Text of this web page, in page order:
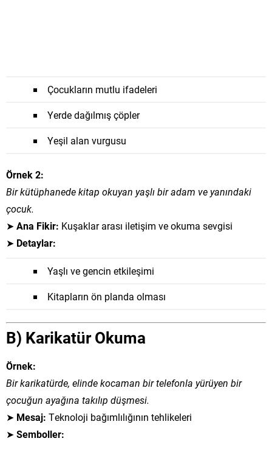
Çocukların mutlu ifadeleri
Yerde dağılmış çöpler
Yeşil alan vurgusu
Örnek 2:
Bir kütüphanede kitap okuyan yaşlı bir adam ve yanındaki
çocuk.
➤Ana Fikir: Kuşaklar arası iletişim ve okuma sevgisi
➤ Detaylar:
Yaşlı ve gencin etkileşimi
Kitapların ön planda olması
B) Karikatür Okuma
Örnek:
Bir karikatürde, elinde kocaman bir telefonla yürüyen bir
çocuğun ayağına takılıp düşmesi.
➤ Mesaj: Teknoloji bağımlılığının tehlikeleri
➤Semboller: